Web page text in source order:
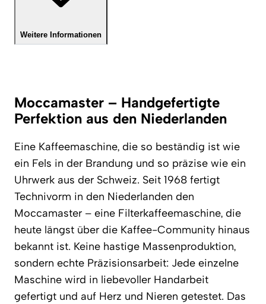
Weitere Informationen
Moccamaster – Handgefertigte
Perfektion aus den Niederlanden
Eine Kaffeemaschine, die so beständig ist wie
ein Fels in der Brandung und so präzise wie ein
Uhrwerk aus der Schweiz. Seit 1968 fertigt
Technivorm in den Niederlanden den
Moccamaster – eine Filterkaffeemaschine, die
heute längst über die Kaffee-Community hinaus
bekannt ist. Keine hastige Massenproduktion,
sondern echte Präzisionsarbeit: Jede einzelne
Maschine wird in liebevoller Handarbeit
gefertigt und auf Herz und Nieren getestet. Das